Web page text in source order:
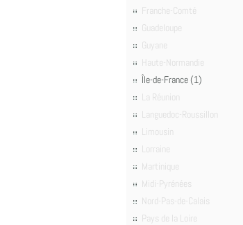
Franche-Comté
Guadeloupe
Guyane
Haute-Normandie
Île-de-France (1)
La Réunion
Languedoc-Roussillon
Limousin
Lorraine
Martinique
Midi-Pyrénées
Nord-Pas-de-Calais
Pays de la Loire